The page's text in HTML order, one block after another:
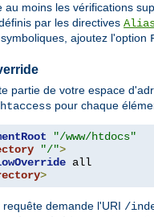
au moins les vérifications
par les directives
ajoutez l'option
partie de votre espace
pour chaque
"/www/htdocs"
"/">
>
demande l'URI /